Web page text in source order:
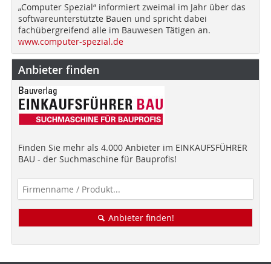
„Computer Spezial“ informiert zweimal im Jahr über das
softwareunterstützte Bauen und spricht dabei
fachübergreifend alle im Bauwesen Tätigen an.
www.computer-spezial.de
Anbieter finden
Finden Sie mehr als 4.000 Anbieter im EINKAUFSFÜHRER
BAU - der Suchmaschine für Bauprofis!
Anbieter finden!